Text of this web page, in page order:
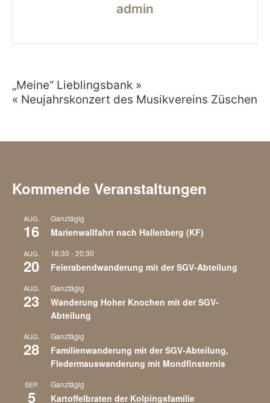
admin
Beitragsnavigation
„Meine“ Lieblingsbank »
« Neujahrskonzert des Musikvereins Züschen
Kommende Veranstaltungen
AUG.
16
Ganztägig
Marienwallfahrt nach Hallenberg (KF)
AUG.
20
18:30 -20:30
Feierabendwanderung mit der SGV-Abteilung
AUG.
23
Ganztägig
Wanderung Hoher Knochen mit der SGV-
Abteilung
AUG.
28
Ganztägig
Familienwanderung mit der SGV-Abteilung,
Fledermauswanderung mit Mondfinsternis
SEP.
5
Ganztägig
Kartoffelbraten der Kolpingsfamilie